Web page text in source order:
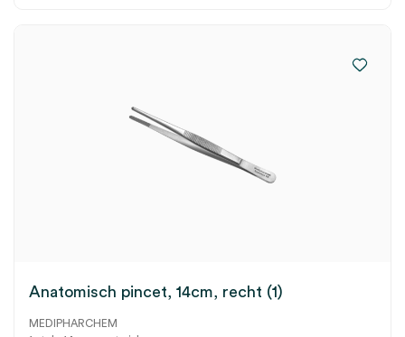
Anatomisch pincet, 14cm, recht (1)
MEDIPHARCHEM